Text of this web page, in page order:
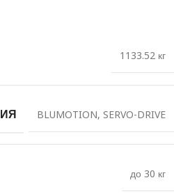
1133.52 кг
BLUMOTION, SERVO-DRIVE
до 30 кг